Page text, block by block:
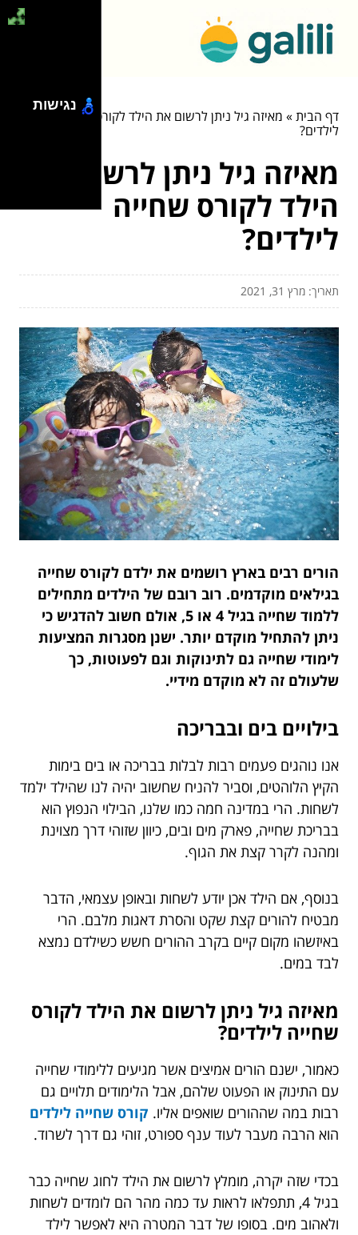
דף הבית» מאיזה גיל ניתן לרשום את הילד לקורס שחייה
לילדים?
מאיזה גיל ניתן לרשום את
הילד לקורס שחייה
לילדים?
תאריך: מרץ 31, 2021
הורים רבים בארץ רושמים את ילדם לקורס שחייה
בגילאים מוקדמים. רוב רובם של הילדים מתחילים
ללמוד שחייה בגיל 4 או 5, אולם חשוב להדגיש כי
ניתן להתחיל מוקדם יותר. ישנן מסגרות המציעות
לימודי שחייה גם לתינוקות וגם לפעוטות, כך
שלעולם זה לא מוקדם מידיי.
בילויים בים ובבריכה
אנו נוהגים פעמים רבות לבלות בבריכה או בים בימות
הקיץ הלוהטים, וסביר להניח שחשוב יהיה לנו שהילד ילמד
לשחות. הרי במדינה חמה כמו שלנו, הבילוי הנפוץ הוא
בבריכת שחייה, פארק מים ובים, כיוון שזוהי דרך מצוינת
ומהנה לקרר קצת את הגוף.
בנוסף, אם הילד אכן יודע לשחות ובאופן עצמאי, הדבר
מבטיח להורים קצת שקט והסרת דאגות מלבם. הרי
באיזשהו מקום קיים בקרב ההורים חשש כשילדם נמצא
לבד במים.
מאיזה גיל ניתן לרשום את הילד לקורס
שחייה לילדים?
כאמור, ישנם הורים אמיצים אשר מגיעים ללימודי שחייה
עם התינוק או הפעוט שלהם, אבל הלימודים תלויים גם
רבות במה שההורים שואפים אליו. קורס שחייה לילדים
הוא הרבה מעבר לעוד ענף ספורט, זוהי גם דרך לשרוד.
בכדי שזה יקרה, מומלץ לרשום את הילד לחוג שחייה כבר
בגיל 4, תתפלאו לראות עד כמה מהר הם לומדים לשחות
ולאהוב מים. בסופו של דבר המטרה היא לאפשר לילד
נגישות